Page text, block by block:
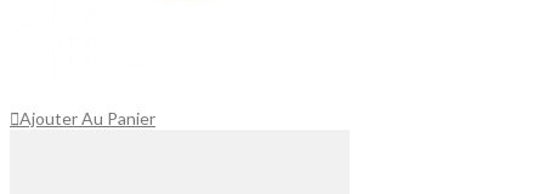
Ajouter Au Panier